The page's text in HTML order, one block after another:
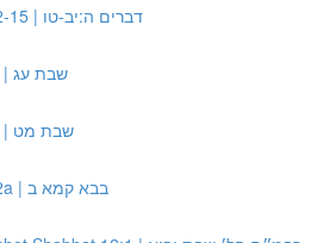
Source #2: Devarim 5:12-15 | דברים ה:יב-טו
Source #3: Shabbat 73a | שבת עג
Source #4: Shabbat 49b | שבת מט
Source #5: Bava Kama 2a | בבא קמא ב